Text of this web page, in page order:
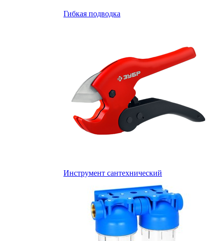
Гибкая подводка
Инструмент сантехнический